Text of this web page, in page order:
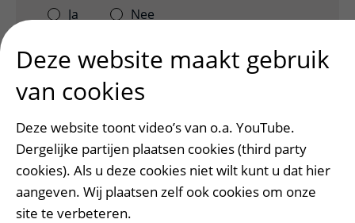
Ja
Nee
Deze website maakt gebruik
van cookies
Deze website toont video’s van o.a. YouTube.
Dergelijke partijen plaatsen cookies (third party
cookies). Als u deze cookies niet wilt kunt u dat hier
aangeven. Wij plaatsen zelf ook cookies om onze
site te verbeteren.